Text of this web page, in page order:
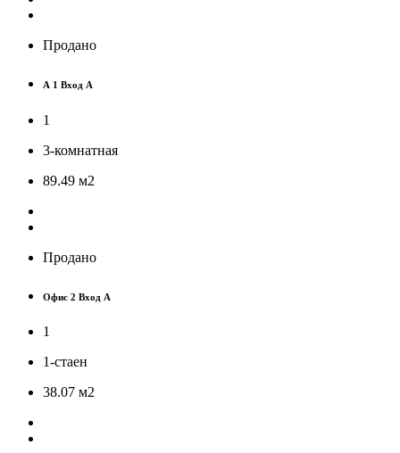
Продано
А 1 Вход А
1
3-комнатная
89.49 м2
Продано
Офис 2 Вход А
1
1-стаен
38.07 м2